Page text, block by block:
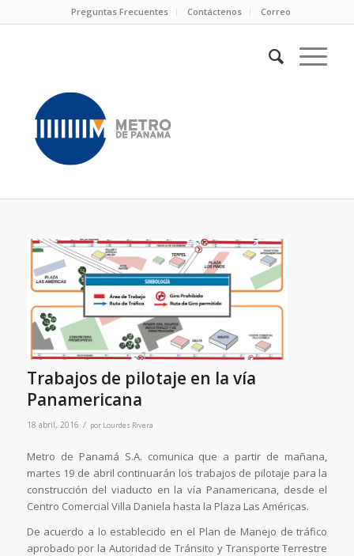
Preguntas Frecuentes Contáctenos Correo
Trabajos de pilotaje en la vía
Panamericana
18 abril, 2016 / por Lourdes Rivera
Metro de Panamá S.A. comunica que a partir de mañana,
martes 19 de abril continuarán los trabajos de pilotaje para la
construcción del viaducto en la vía Panamericana, desde el
Centro Comercial Villa Daniela hasta la Plaza Las Américas.
De acuerdo a lo establecido en el Plan de Manejo de tráfico
aprobado por la Autoridad de Tránsito y Transporte Terrestre